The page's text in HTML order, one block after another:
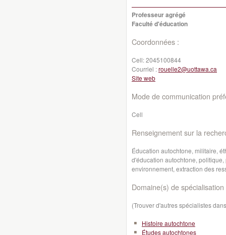
Professeur agrégé
Faculté d'éducation
Coordonnées :
Cell:2045100844
Courriel :rouelle2@uottawa.ca
Site web
Mode de communication
Cell
Renseignement sur la
Éducation autochtone, militaire,
d'éducation autochtone,
environnement, extraction des
Domaine(s) de spécialisation
(Trouver d'autres spécialistes
Histoire autochtone
Études autochtones